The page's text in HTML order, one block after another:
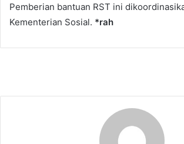
Pemberian bantuan RST ini
Kementerian Sosial. *rah